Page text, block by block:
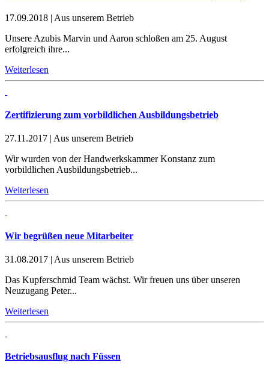
17.09.2018 | Aus unserem Betrieb
Unsere Azubis Marvin und Aaron schloßen am 25. August
erfolgreich ihre...
Weiterlesen
Zertifizierung zum vorbildlichen Ausbildungsbetrieb
27.11.2017 | Aus unserem Betrieb
Wir wurden von der Handwerkskammer Konstanz zum
vorbildlichen Ausbildungsbetrieb...
Weiterlesen
Wir begrüßen neue Mitarbeiter
31.08.2017 | Aus unserem Betrieb
Das Kupferschmid Team wächst. Wir freuen uns über unseren
Neuzugang Peter...
Weiterlesen
Betriebsausflug nach Füssen